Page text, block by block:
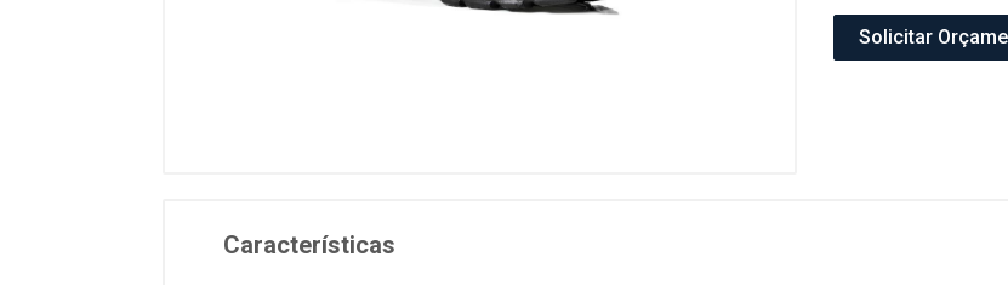
Solicitar
Características